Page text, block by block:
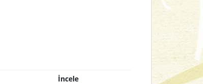
İncele